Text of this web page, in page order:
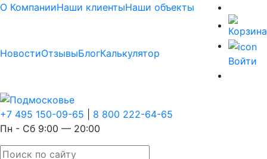
О КомпанииНаши клиентыНаши объекты
НовостиОтзывыБлогКалькулятор
Войти
+7 495 150-09-65
8 800 222-64-65
Пн - Сб 9:00 — 20:00